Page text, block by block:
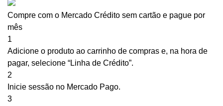
Compre com o Mercado Crédito sem cartão e pague por
mês
1
Adicione o produto ao carrinho de compras e, na hora de
pagar, selecione “Linha de Crédito”.
2
Inicie sessão no Mercado Pago.
3